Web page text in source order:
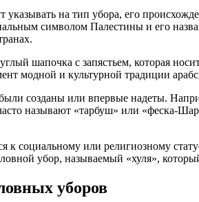
на тип убора, его
символом Палестины и его
шапочка с запястьем, которая
модной и культурной традиции
созданы или впервые надеты.
называют «тарбуш» или «феска-
к социальному или религиозному
убор, называемый «хуля»,
уборов